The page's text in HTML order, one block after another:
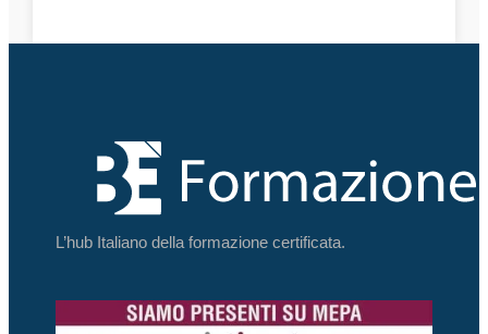
L’hub Italiano della formazione certificata.